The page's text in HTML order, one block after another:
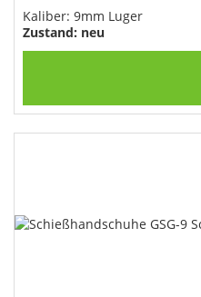
Kaliber: 9mm Luger
Zustand: neu